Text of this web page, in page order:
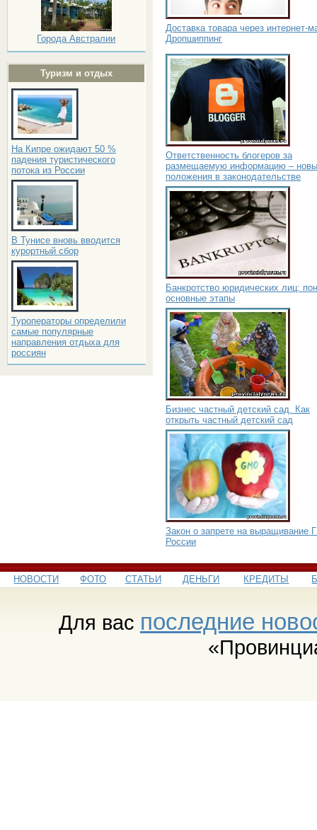
Города Австралии
Туризм и отдых
На Кипре ожидают 50 %
падения туристического
потока из России
В Тунисе вновь вводится
курортный сбор
Туроператоры определили
самые популярные
направления отдыха для
россиян
Доставка товара через интернет-
Дропшиппинг
Ответственность блогеров за
размещаемую информацию –
положения в законодательстве
Банкротство юридических лиц:
основные этапы
Бизнес частный детский сад. Как
открыть частный детский сад
Закон о запрете на выращивание
России
НОВОСТИ ФОТО СТАТЬИ ДЕНЬГИ КРЕДИТЫ
Для вас последние